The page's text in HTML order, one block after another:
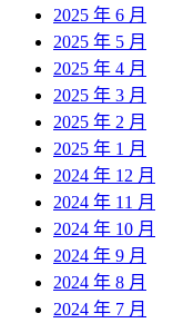
2025 年 6 月
2025 年 5 月
2025 年 4 月
2025 年 3 月
2025 年 2 月
2025 年 1 月
2024 年 12 月
2024 年 11 月
2024 年 10 月
2024 年 9 月
2024 年 8 月
2024 年 7 月